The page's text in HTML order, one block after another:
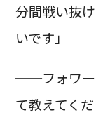
分間戦い抜
いです」
──フォワー
て教えてくだ